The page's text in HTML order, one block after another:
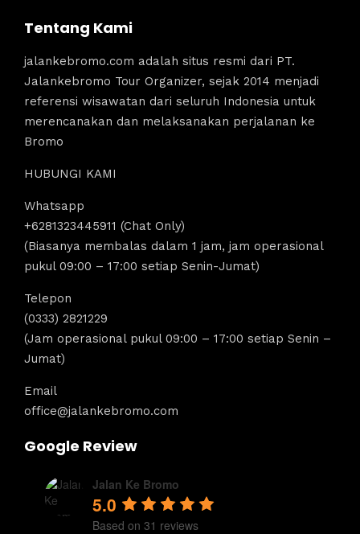
Tentang Kami
jalankebromo.com adalah situs resmi dari PT.
Jalankebromo Tour Organizer, sejak 2014 menjadi
referensi wisawatan dari seluruh Indonesia untuk
merencanakan dan melaksanakan perjalanan ke
Bromo
HUBUNGI KAMI
Whatsapp
+6281323445911 (Chat Only)
(Biasanya membalas dalam 1 jam, jam operasional
pukul 09:00 – 17:00 setiap Senin-Jumat)
Telepon
(0333) 2821229
(Jam operasional pukul 09:00 – 17:00 setiap Senin –
Jumat)
Email
office@jalankebromo.com
Google Review
Jalan Ke Bromo
5.0
Based on 31 reviews